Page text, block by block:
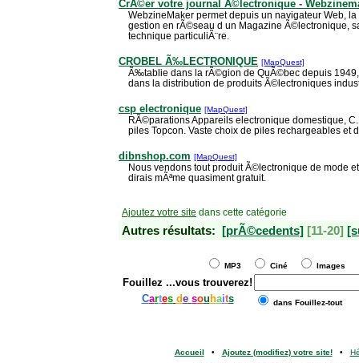
CrÃ©er votre journal Ã©lectronique -
WebzineMaker permet depuis un navigateur Web,
gestion en rÃ©seau d un Magazine Ã©lectronique,
technique particuliÃ¨re.
CROBEL Ã‰LECTRONIQUE [MapQuest]
Ã‰tablie dans la rÃ©gion de QuÃ©bec depuis
dans la distribution de produits Ã©lectroniques
csp electronique [MapQuest]
RÃ©parations Appareils electronique domestique,
piles Topcon. Vaste choix de piles rechargeables et
dibnshop.com [MapQuest]
Nous vendons tout produit Ã©lectronique de mode
dirais mÃªme quasiment gratuit.
Ajoutez votre site dans cette catégorie
Autres résultats: [prÃ©cedents] [11-20]
MP3 Ciné Images
Fouillez ...vous trouverez!
Cartes de sou haits dans Fouillez-tout
Accueil • Ajoutez (modifiez) votre site!•